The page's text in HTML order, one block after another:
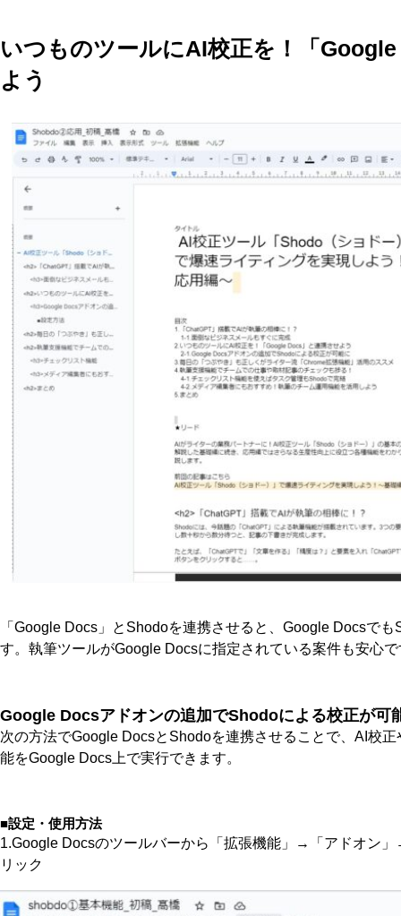
いつものツールにAI校正を！「
よう
「Google Docs」とShodoを連携させると、Google Docsで
す。執筆ツールがGoogle Docsに指定されている案件も安心
Google Docsアドオンの追加でShodoによる校正が可
次の方法でGoogle DocsとShodoを連携させることで、AI校
能をGoogle Docs上で実行できます。
■設定・使用方法
1.Google Docsのツールバーから「拡張機能」→「アドオン
リック